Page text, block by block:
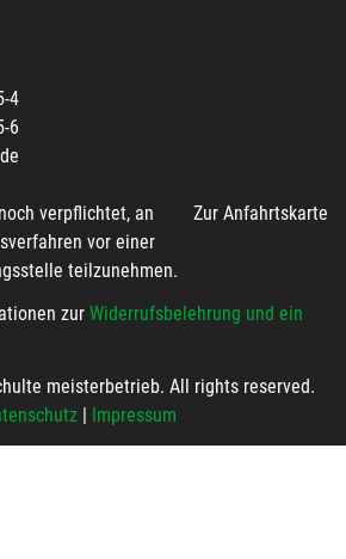
4
6
Zur Anfahrtskarte
verpflichtet, an
vor einer
teilzunehmen.
zur Widerrufsbelehrung und ein
meisterbetrieb. All rights reserved.
| Impressum